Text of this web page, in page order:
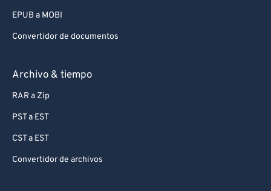
EPUB a MOBI
Convertidor de documentos
Archivo & tiempo
RAR a Zip
PST a EST
CST a EST
Convertidor de archivos